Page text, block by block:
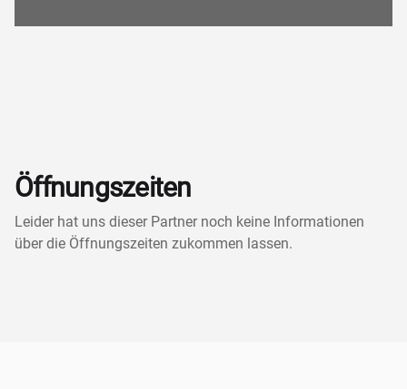
Öffnungszeiten
Leider hat uns dieser Partner noch keine Informationen
über die Öffnungszeiten zukommen lassen.